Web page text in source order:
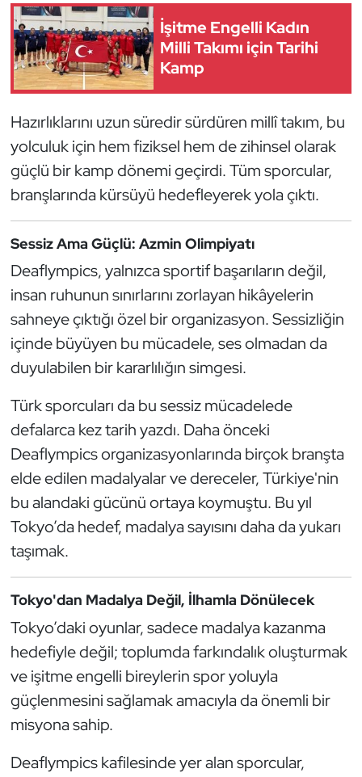
İşitme Engelli Kadın
Milli Takımı için Tarihi
Kamp
Hazırlıklarını uzun süredir sürdüren millî takım, bu
yolculuk için hem fiziksel hem de zihinsel olarak
güçlü bir kamp dönemi geçirdi. Tüm sporcular,
branşlarında kürsüyü hedefleyerek yola çıktı.
Sessiz Ama Güçlü: Azmin Olimpiyatı
Deaflympics, yalnızca sportif başarıların değil,
insan ruhunun sınırlarını zorlayan hikâyelerin
sahneye çıktığı özel bir organizasyon. Sessizliğin
içinde büyüyen bu mücadele, ses olmadan da
duyulabilen bir kararlılığın simgesi.
Türk sporcuları da bu sessiz mücadelede
defalarca kez tarih yazdı. Daha önceki
Deaflympics organizasyonlarında birçok branşta
elde edilen madalyalar ve dereceler, Türkiye'nin
bu alandaki gücünü ortaya koymuştu. Bu yıl
Tokyo’da hedef, madalya sayısını daha da yukarı
taşımak.
Tokyo'dan Madalya Değil, İlhamla Dönülecek
Tokyo’daki oyunlar, sadece madalya kazanma
hedefiyle değil; toplumda farkındalık oluşturmak
ve işitme engelli bireylerin spor yoluyla
güçlenmesini sağlamak amacıyla da önemli bir
misyona sahip.
Deaflympics kafilesinde yer alan sporcular,
Kayak
Kempo
Kürek
Masa Tenisi
Motor Sporları
Muay Thai
Okçuluk
Optimist
Oryantiring
Özel Sporcular
Paralimpik
Ragbi
Satranç
Su Topu
Sualtı Sporları
Tekvando
Tenis